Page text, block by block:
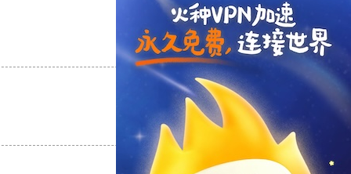
支持[0] 反对[0]
支持[0] 反对[0]